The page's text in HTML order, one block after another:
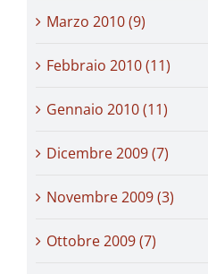
Marzo 2010 (9)
Febbraio 2010 (11)
Gennaio 2010 (11)
Dicembre 2009 (7)
Novembre 2009 (3)
Ottobre 2009 (7)